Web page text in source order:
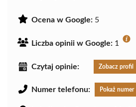
Ocena w Google: 5
Liczba opinii w Google: 1
Czytaj opinie: Zobacz profil
Numer telefonu: Pokaż numer